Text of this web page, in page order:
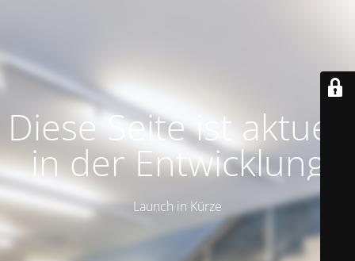
Diese Seite ist aktuell
in der Entwicklung
Launch in Kürze